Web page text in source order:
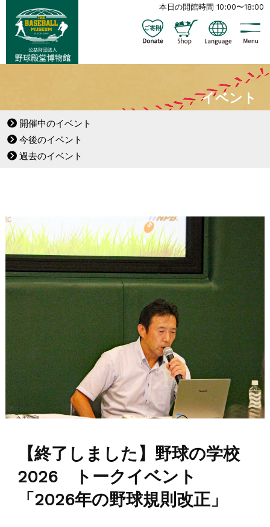
本日の開館時間 10:00〜18:00
イベント
開催中のイベント
今後のイベント
過去のイベント
【終了しました】野球の学校
2026 トークイベント
「2026年の野球規則改正」